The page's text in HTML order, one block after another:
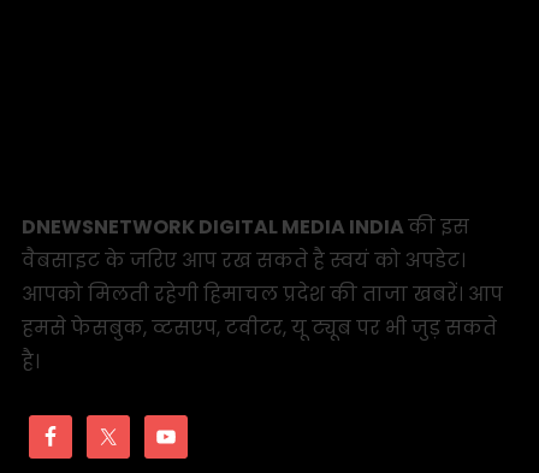
DNEWSNETWORK DIGITAL MEDIA INDIAकी इस
वैबसाइट के जरिए आप रख सकते है स्वयं को अपडेट।
आपको मिलती रहेगी हिमाचल प्रदेश की ताजा खबरें। आप
हमसे फेसबुक, व्टसएप, टवीटर, यू ट्यूब पर भी जुड़ सकते
है।